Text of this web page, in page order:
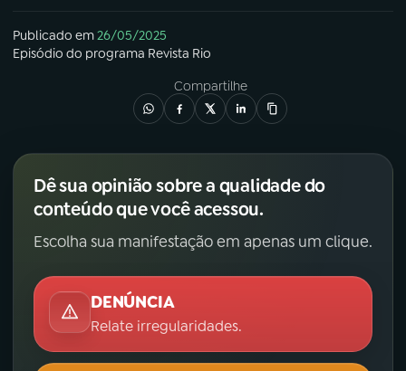
Publicado em26/05/2025
Episódio do programa Revista Rio
Compartilhe
Dê sua opinião sobre a qualidade do
conteúdo que você acessou.
Escolha sua manifestação em apenas um clique.
DENÚNCIA
Relate irregularidades.